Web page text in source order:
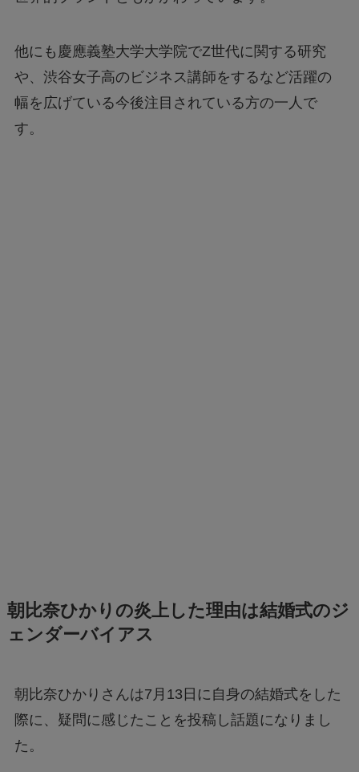
他にも慶應義塾大学大学院でZ世代に関する研究
や、渋谷女子高のビジネス講師をするなど活躍の
幅を広げている今後注目されている方の一人で
す。
朝比奈ひかりの炎上した理由は結婚式のジ
ェンダーバイアス
朝比奈ひかりさんは7月13日に自身の結婚式をした
際に、疑問に感じたことを投稿し話題になりまし
た。